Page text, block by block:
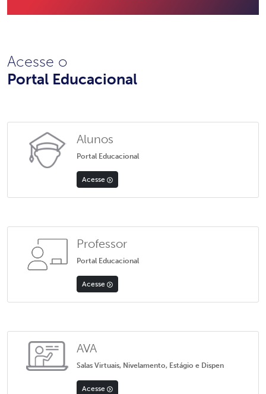
Acesse o
Portal Educacional
Alunos
Portal Educacional
Acesse
Professor
Portal Educacional
Acesse
AVA
Salas Virtuais, Nivelamento, Estágio e Dispen
Acesse